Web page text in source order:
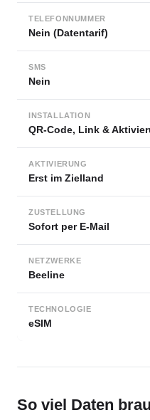
TELEFONNUMMER
Nein (Datentarif)
SMS
Nein
INSTALLATION
QR-Code, Link &
AKTIVIERUNG
Erst im Zielland
ZUSTELLUNG
Sofort per E-Mail
NETZWERKE
Beeline
TECHNOLOGIE
eSIM
So viel Daten